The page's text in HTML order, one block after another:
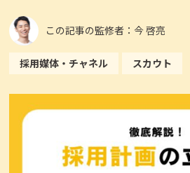
この記事の監修者：今 啓亮
採用媒体・チャネル スカウト